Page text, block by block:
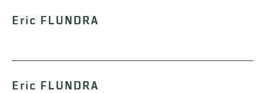
Eric FLUNDRA
Eric FLUNDRA